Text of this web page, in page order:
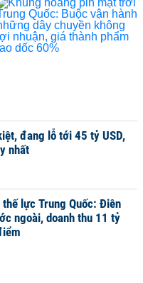
đang lỗ tới 45 tỷ USD,
nhất
lực Trung Quốc: Điên
ngoài, doanh thu 11 tỷ